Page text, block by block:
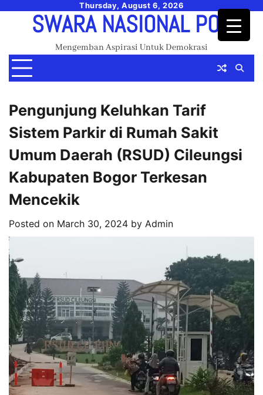
Thursday, August 6, 2026
SWARA NASIONAL POS
Mengemban Aspirasi Untuk Demokrasi
Pengunjung Keluhkan Tarif
Sistem Parkir di Rumah Sakit
Umum Daerah (RSUD) Cileungsi
Kabupaten Bogor Terkesan
Mencekik
Posted on March 30, 2024 by Admin